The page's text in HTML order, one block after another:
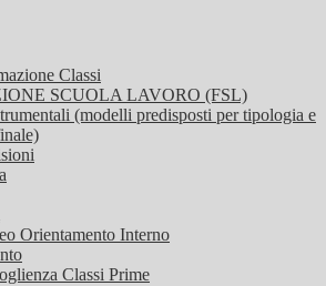
Classi
SCUOLA LAVORO (FSL)
(modelli predisposti per tipologia e
Orientamento Interno
Classi Prime